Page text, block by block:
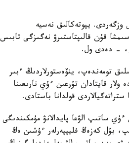
وزگەردى. يپوتەكالىق نەسيە
قۇن قالىپتاستىرۋ نەگىزگى تابىس
- دەدى ول.
2015- 2020 -جىلدارى تابىستىلىق تومەندەپ، ينۆەستورلاردىڭ ءبىر
ولار قايتادان تۇرعىن ءۇي نارىعىنا
قولدانا باستادى.
تۇرعىن ءۇي ساتىپ الۋعا پايدالانۋ مۇمكىندىگى
بۇل كەزەڭ فليپپەرلەر ءۇشىن ەڭ